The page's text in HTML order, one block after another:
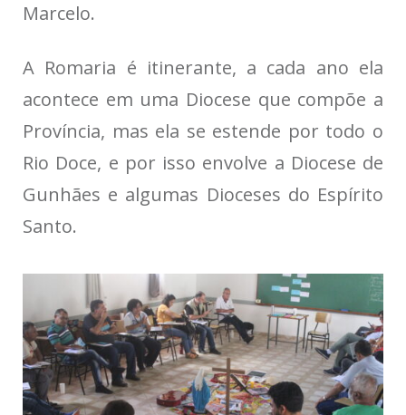
Marcelo.
A Romaria é itinerante, a cada ano ela
acontece em uma Diocese que compõe a
Província, mas ela se estende por todo o
Rio Doce, e por isso envolve a Diocese de
Gunhães e algumas Dioceses do Espírito
Santo.